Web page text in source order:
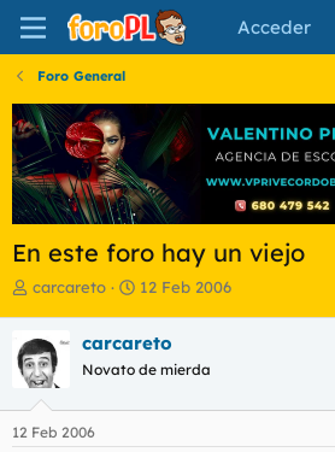
Acceder
Foro General
En este foro hay un viejo
I
c
i
a
d
o
carcareto
F
h
a
e
12 Feb 2006
carcareto
Novato de mierda
12 Feb 2006